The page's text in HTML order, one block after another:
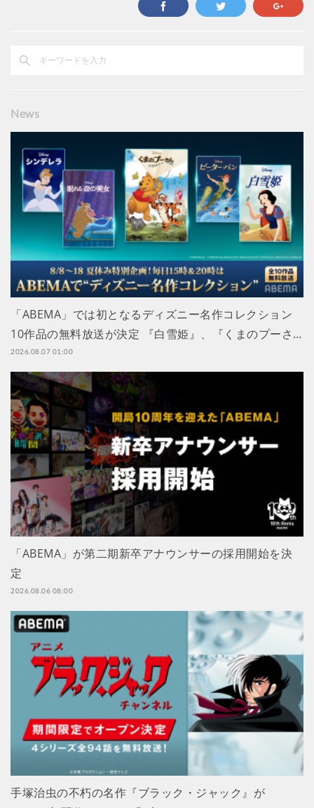
News
「ABEMA」では初となるディズニー名作コレクション
10作品の無料放送が決定 『白雪姫』、『くまのプーさ…
2026.08.07 01:00
「ABEMA」が第二期新卒アナウンサーの採用開始を決
定
2026.08.06 08:00
手塚治虫の不朽の名作『ブラック・ジャック』が